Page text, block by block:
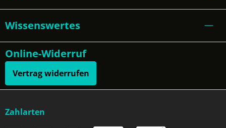
Wissenswertes
Online-Widerruf
Vertrag widerrufen
Zahlarten